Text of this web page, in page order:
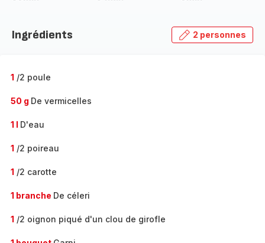
Ingrédients 2 personnes
1 /2 poule
50 g De vermicelles
1 l D'eau
1 /2 poireau
1 /2 carotte
1 branche De céleri
1 /2 oignon piqué d'un clou de girofle